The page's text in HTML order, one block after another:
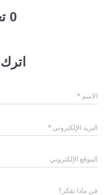
0 تعليق
الاسم *
البريد الإلكتروني *
الموقع الإلكتروني
في ماذا تفكر؟